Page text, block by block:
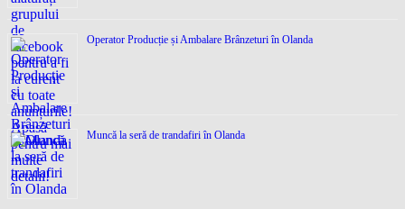
Operator Producție și Ambalare Brânzeturi în Olanda
Muncă la seră de trandafiri în Olanda